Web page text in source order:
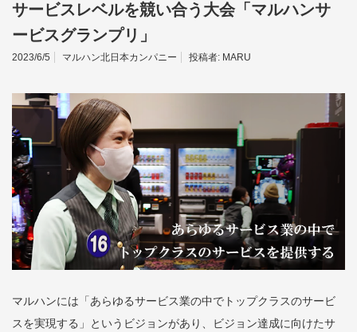
サービスレベルを競い合う大会「マルハンサ
ービスグランプリ」
2023/6/5 マルハン北日本カンパニー 投稿者: MARU
マルハンには「あらゆるサービス業の中でトップクラスのサービ
スを実現する」というビジョンがあり、ビジョン達成に向けたサ